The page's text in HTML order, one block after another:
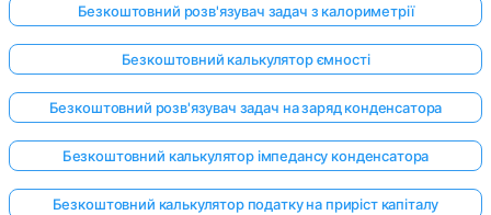
Безкоштовний розв'язувач задач з калориметрії
Безкоштовний калькулятор ємності
Безкоштовний розв'язувач задач на заряд конденсатора
Безкоштовний калькулятор імпедансу конденсатора
Безкоштовний калькулятор податку на приріст капіталу